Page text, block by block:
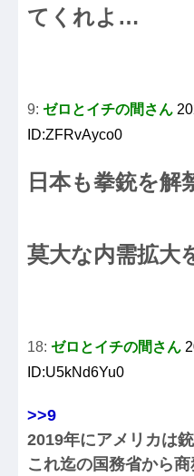
てくれよ…
9: ゼロとイチの間さん
ID:ZFRvAyco0
日本も拳銃を解
莫大な内需拡大
18: ゼロとイチの間さん
ID:U5kNd6Yu0
>>9
2019年にアメリカは
これ迄の国務省から